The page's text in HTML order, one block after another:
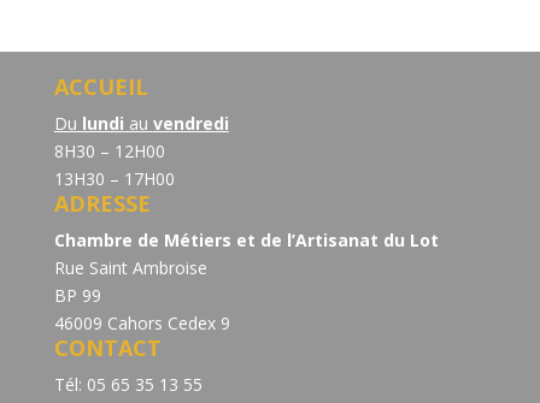
ACCUEIL
Du lundi au vendredi
8H30 – 12H00
13H30 – 17H00
ADRESSE
Chambre de Métiers et de l’Artisanat du Lot
Rue Saint Ambroise
BP 99
46009 Cahors Cedex 9
CONTACT
Tél: 05 65 35 13 55